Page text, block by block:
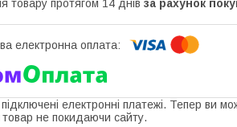
товару протягом 14 днів за рахунок
підключені електронні платежі. Тепер ви
не покидаючи сайту.